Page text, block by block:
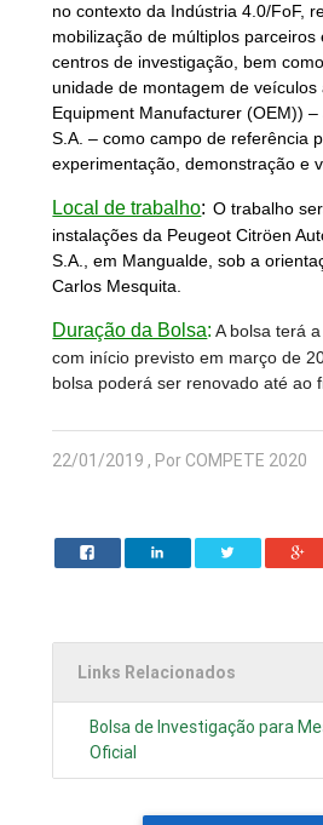
no contexto da Indústria 4.0/FoF,
mobilização de múltiplos parceiros
centros de investigação, bem
unidade de montagem de
Equipment Manufacturer (OEM))
S.A. – como campo de referência
experimentação, demonstração e
Local de trabalho: O trabalho
instalações da Peugeot Citröen
S.A., em Mangualde, sob a
Carlos Mesquita.
Duração da Bolsa: A bolsa terá
com início previsto em março de
bolsa poderá ser renovado até ao
22/01/2019 , Por COMPETE 2020
Links Relacionados
Bolsa de Investigação para
Oficial